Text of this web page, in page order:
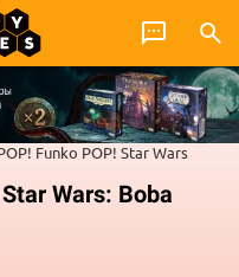
Funko POP! Star Wars
Wars: Boba